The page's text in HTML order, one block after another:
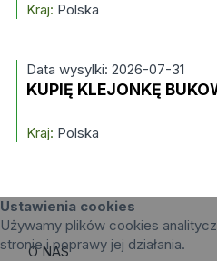
Kraj: Polska
Data wysylki: 2026-07-31
KUPIĘ KLEJONKĘ
Kraj: Polska
Ustawienia cookies
Używamy plików cookies
stronie i poprawy jej działania.
O NAS